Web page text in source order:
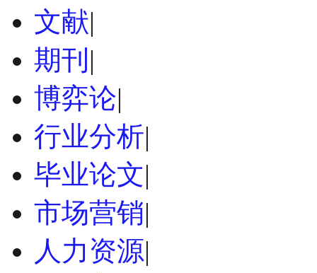
文献|
期刊 |
博弈论|
行业分析|
毕业论文|
市场营销|
人力资源|